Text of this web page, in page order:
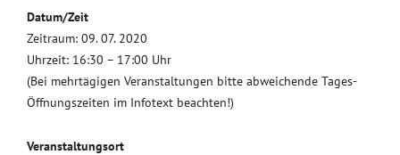
Datum/Zeit
Zeitraum: 09. 07. 2020
Uhrzeit: 16:30 – 17:00 Uhr
(Bei mehrtägigen Veranstaltungen bitte abweichende Tages-
Öffnungszeiten im Infotext beachten!)
Veranstaltungsort